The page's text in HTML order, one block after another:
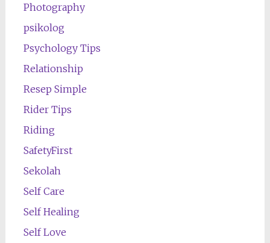
Photography
psikolog
Psychology Tips
Relationship
Resep Simple
Rider Tips
Riding
SafetyFirst
Sekolah
Self Care
Self Healing
Self Love